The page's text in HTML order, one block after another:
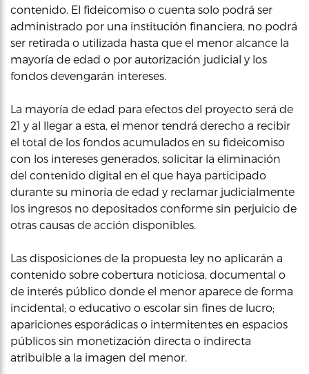
contenido. El fideicomiso o cuenta solo podrá ser
administrado por una institución financiera, no podrá
ser retirada o utilizada hasta que el menor alcance la
mayoría de edad o por autorización judicial y los
fondos devengarán intereses.
La mayoría de edad para efectos del proyecto será de
21 y al llegar a esta, el menor tendrá derecho a recibir
el total de los fondos acumulados en su fideicomiso
con los intereses generados, solicitar la eliminación
del contenido digital en el que haya participado
durante su minoría de edad y reclamar judicialmente
los ingresos no depositados conforme sin perjuicio de
otras causas de acción disponibles.
Las disposiciones de la propuesta ley no aplicarán a
contenido sobre cobertura noticiosa, documental o
de interés público donde el menor aparece de forma
incidental; o educativo o escolar sin fines de lucro;
apariciones esporádicas o intermitentes en espacios
públicos sin monetización directa o indirecta
atribuible a la imagen del menor.